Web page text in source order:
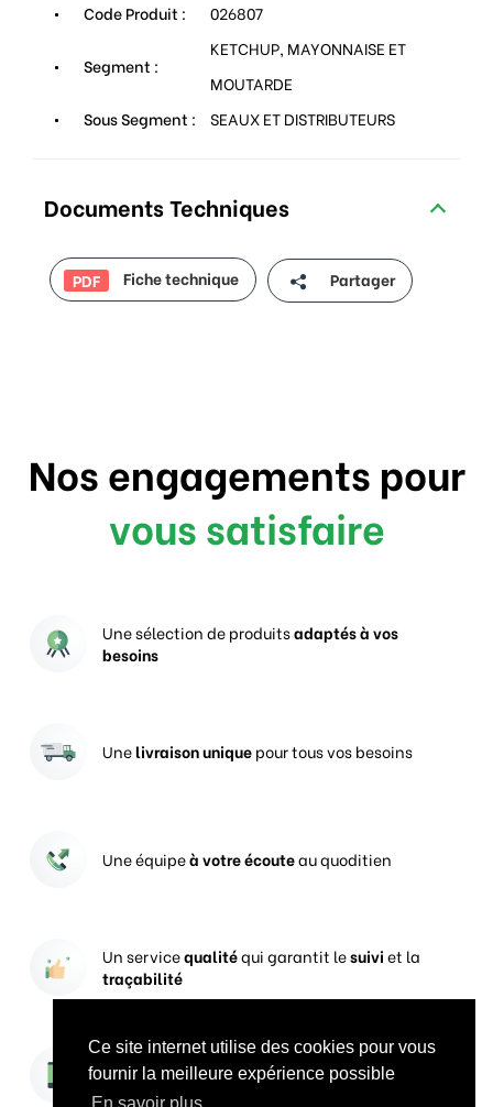
Ce site internet utilise des cookies pour vous
fournir la meilleure expérience possible
Code Produit : 026807
Segment :
KETCHUP, MAYONNAISE ET
MOUTARDE
Sous Segment :
SEAUX ET DISTRIBUTEURS
Documents Techniques
PDF Fiche technique Partager
Nos engagements pour
vous satisfaire
Une sélection de produitsadaptés à vos
besoins
Unelivraison uniquepour tous vos besoins
Une équipeà votre écouteau quoditien
Un servicequalitéqui garantit lesuiviet la
traçabilité
Vos prises de commandesouvertes 24h/24